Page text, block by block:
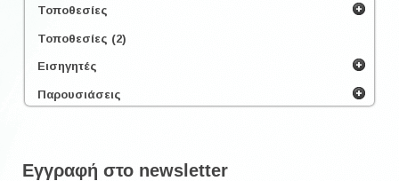
Τοποθεσίες
Τοποθεσίες (2)
Εισηγητές
Παρουσιάσεις
Εγγραφή στο newsletter